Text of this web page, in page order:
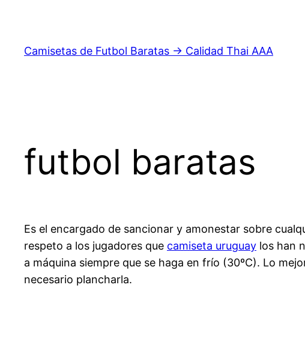
contenido
Camisetas de Futbol Baratas → Calidad Thai AAA
futbol baratas
Es el encargado de sancionar y amonestar sobre
respeto a los jugadores que camiseta uruguay los han
a máquina siempre que se haga en frío (30ºC). Lo
necesario plancharla.